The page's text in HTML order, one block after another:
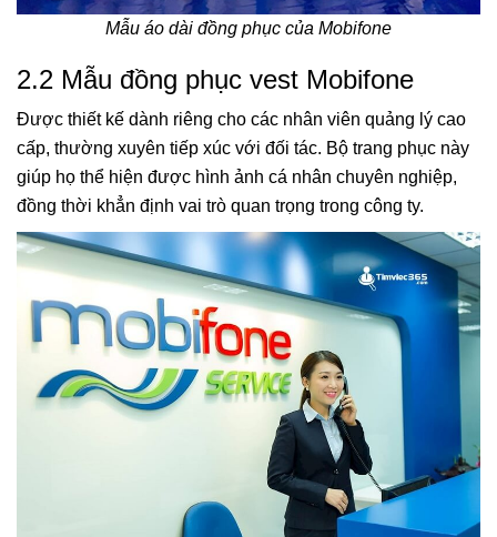
Mẫu áo dài đồng phục của Mobifone
2.2 Mẫu đồng phục vest Mobifone
Được thiết kế dành riêng cho các nhân viên quảng lý cao
cấp, thường xuyên tiếp xúc với đối tác. Bộ trang phục này
giúp họ thể hiện được hình ảnh cá nhân chuyên nghiệp,
đồng thời khẳn định vai trò quan trọng trong công ty.